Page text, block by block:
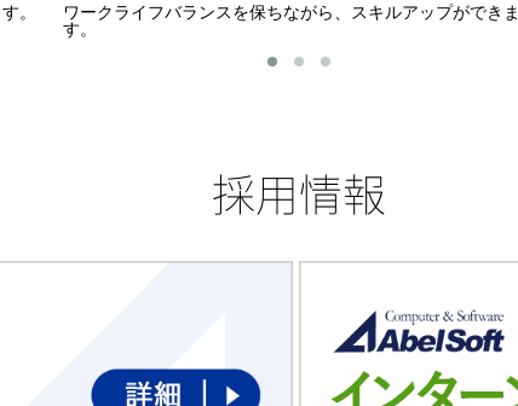
。
ワークライフバランスを保ちながら、スキルアップができま
す。
採用情報